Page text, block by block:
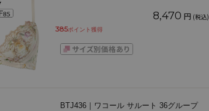
8,470 円 (税込)
385ポイント獲得
BTJ436｜ワコール サルート 36グループ